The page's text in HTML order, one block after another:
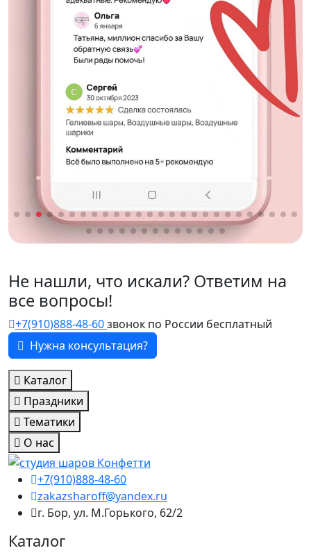
Не нашли, что искали? Ответим на
все вопросы!
+7(910)888-48-60звонок по России бесплатный
Нужна консультация?
Каталог
Праздники
Тематики
О нас
+7(910)888-48-60
zakazsharoff@yandex.ru
г. Бор, ул. М.Горького, 62/2
Каталог